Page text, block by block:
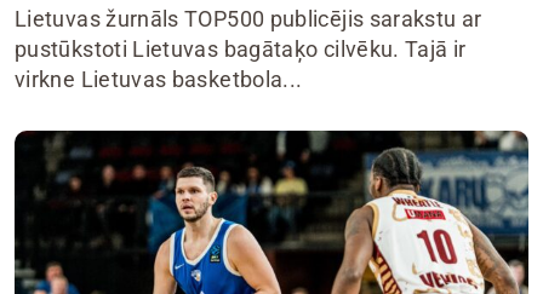
Lietuvas žurnāls TOP500 publicējis sarakstu ar
pustūkstoti Lietuvas bagātaķo cilvēku. Tajā ir
virkne Lietuvas basketbola...